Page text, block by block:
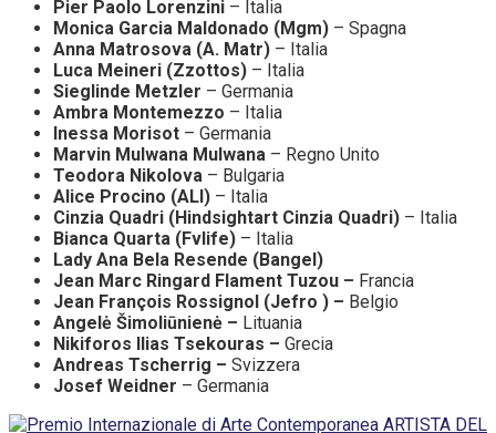
Pier Paolo Lorenzini – Italia
Monica Garcia Maldonado (Mgm) – Spagna
Anna Matrosova (A. Matr) – Italia
Luca Meineri (Zzottos) – Italia
Sieglinde Metzler – Germania
Ambra Montemezzo – Italia
Inessa Morisot – Germania
Marvin Mulwana Mulwana – Regno Unito
Teodora Nikolova – Bulgaria
Alice Procino (ALI) – Italia
Cinzia Quadri (Hindsightart Cinzia Quadri) – Italia
Bianca Quarta (Fvlife) – Italia
Lady Ana Bela Resende (Bangel)
Jean Marc Ringard Flament Tuzou – Francia
Jean François Rossignol (Jefro ) – Belgio
Angelė Šimoliūnienė – Lituania
Nikiforos Ilias Tsekouras – Grecia
Andreas Tscherrig – Svizzera
Josef Weidner – Germania